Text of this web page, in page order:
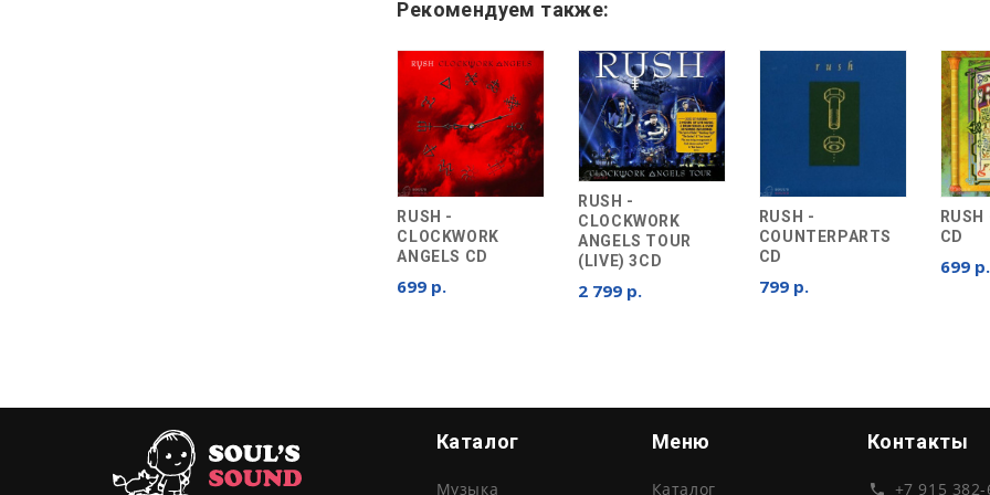
Рекомендуем также:
RUSH -
CLOCKWORK
ANGELS CD
699 р.
RUSH -
CLOCKWORK
ANGELS TOUR
(LIVE) 3CD
2 799 р.
RUSH -
COUNTERPARTS
CD
799 р.
CD
699 р.
Каталог
Музыка
Меню
Каталог
Контакты
+7 915 382-